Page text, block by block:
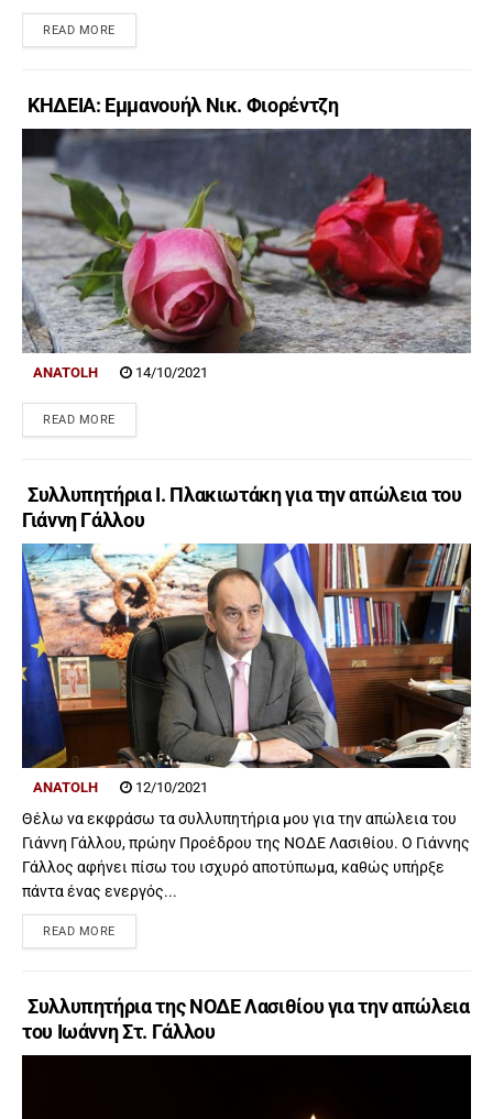
READ MORE
ΚΗΔΕΙΑ: Εμμανουήλ Νικ. Φιορέντζη
ANATOLH 14/10/2021
READ MORE
Συλλυπητήρια Ι. Πλακιωτάκη για την απώλεια του
Γιάννη Γάλλου
ANATOLH 12/10/2021
Θέλω να εκφράσω τα συλλυπητήρια μου για την απώλεια του
Γιάννη Γάλλου, πρώην Προέδρου της ΝΟΔΕ Λασιθίου. Ο Γιάννης
Γάλλος αφήνει πίσω του ισχυρό αποτύπωμα, καθώς υπήρξε
πάντα ένας ενεργός...
READ MORE
Συλλυπητήρια της ΝΟΔΕ Λασιθίου για την απώλεια
του Ιωάννη Στ. Γάλλου